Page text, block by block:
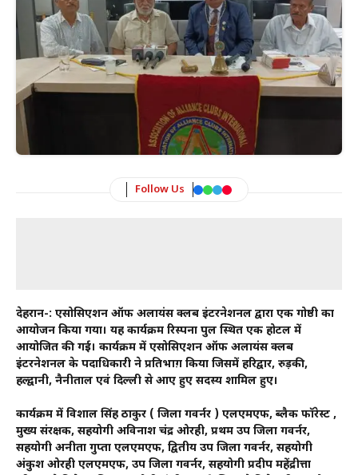
Follow Us
देहरादून-: एसोसिएशन ऑफ अलायंस क्लब इंटरनेशनल द्वारा एक गोष्ठी का
आयोजन किया गया। यह कार्यक्रम रिस्पना पुल स्थित एक होटल में
आयोजित की गई। कार्यक्रम में एसोसिएशन ऑफ अलायंस क्लब
इंटरनेशनल के पदाधिकारी ने प्रतिभाग़ किया जिसमें हरिद्वार, रुड़की,
हल्द्वानी, नैनीताल एवं दिल्ली से आए हुए सदस्य शामिल हुए।
कार्यक्रम में विशाल सिंह ठाकुर ( जिला गवर्नर ) एलएमएफ, ब्लैक फॉरेस्ट ,
मुख्य संरक्षक, सहयोगी अविनाश चंद्र ओरही, प्रथम उप जिला गवर्नर,
सहयोगी अनीता गुप्ता एलएमएफ, द्वितीय उप जिला गवर्नर, सहयोगी
अंकुश ओरही एलएमएफ, उप जिला गवर्नर, सहयोगी प्रदीप महेंद्रीत्ता